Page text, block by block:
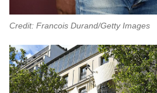
Credit: Francois Durand/Getty Images